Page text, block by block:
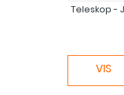
Teleskop -
VIS